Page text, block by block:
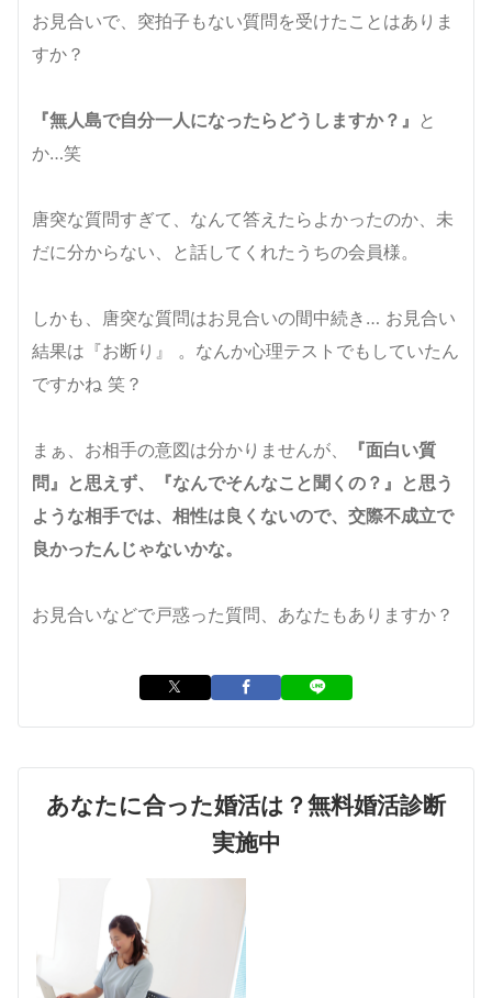
お見合いで、突拍子もない質問を受けたことはありま
すか？
『無人島で自分一人になったらどうしますか？』 と
か…笑
唐突な質問すぎて、なんて答えたらよかったのか、未
だに分からない、と話してくれたうちの会員様。
しかも、唐突な質問はお見合いの間中続き… お見合い
結果は『お断り』 。なんか心理テストでもしていたん
ですかね 笑？
まぁ、お相手の意図は分かりませんが、
『面白い質
問』と思えず、『なんでそんなこと聞くの？』と思う
ような相手では、相性は良くないので、交際不成立で
良かったんじゃないかな。
お見合いなどで戸惑った質問、あなたもありますか？
あなたに合った婚活は？無料婚活診断
実施中